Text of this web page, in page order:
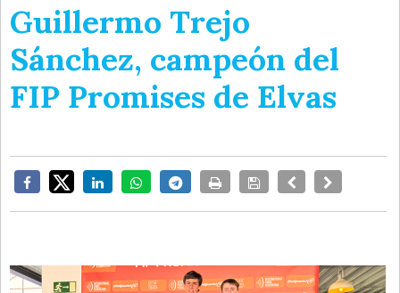
Guillermo Trejo
Sánchez, campeón del
FIP Promises de Elvas